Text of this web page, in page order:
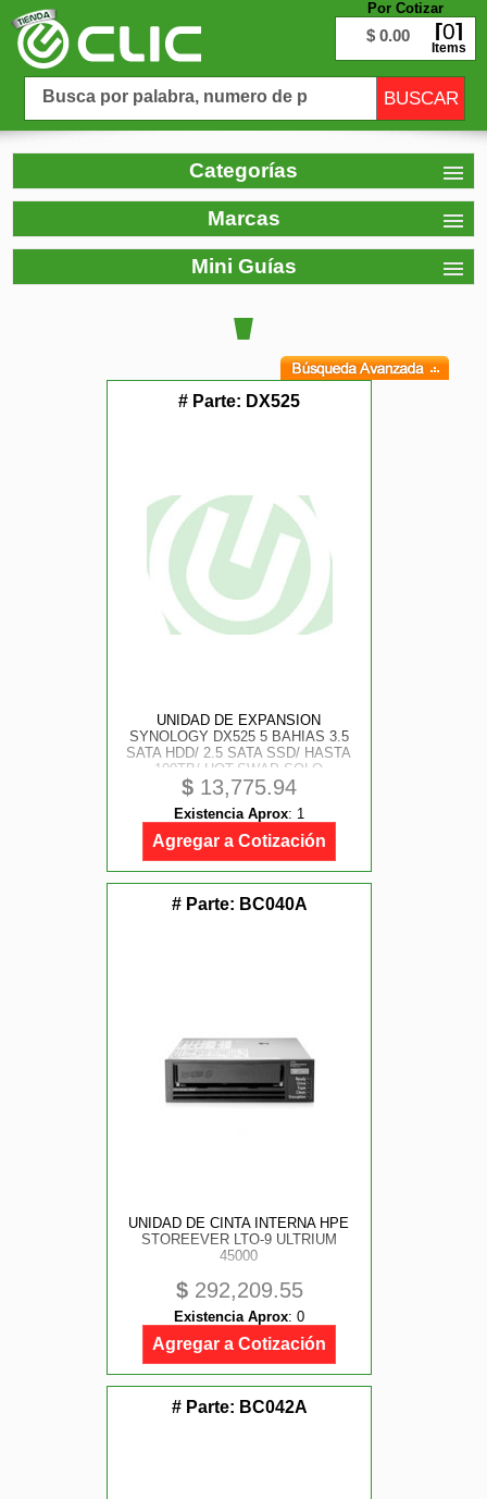
Por Cotizar
$ 0.00 0
Items
Categorías
Marcas
Mini Guías
# Parte: DX525
UNIDAD DE EXPANSION
SYNOLOGY DX525 5 BAHIAS 3.5
SATA HDD/ 2.5 SATA SSD/ HASTA
100TB/ HOT-SWAP SOLO
COMPATIBLE CON DS925, DS1825,
DS1525, DS725.
$ 13,775.94
Existencia Aprox: 1
Agregar a Cotización
# Parte: BC040A
UNIDAD DE CINTA INTERNA HPE
STOREEVER LTO-9 ULTRIUM
45000
$292,209.55
Existencia Aprox: 0
Agregar a Cotización
# Parte: BC042A